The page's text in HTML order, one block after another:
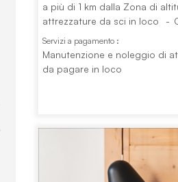
Servizi a pagamento :
Manutenzione e noleggio di
da pagare in loco
a più di 1 km dalla Zona di
attrezzature da sci in loco